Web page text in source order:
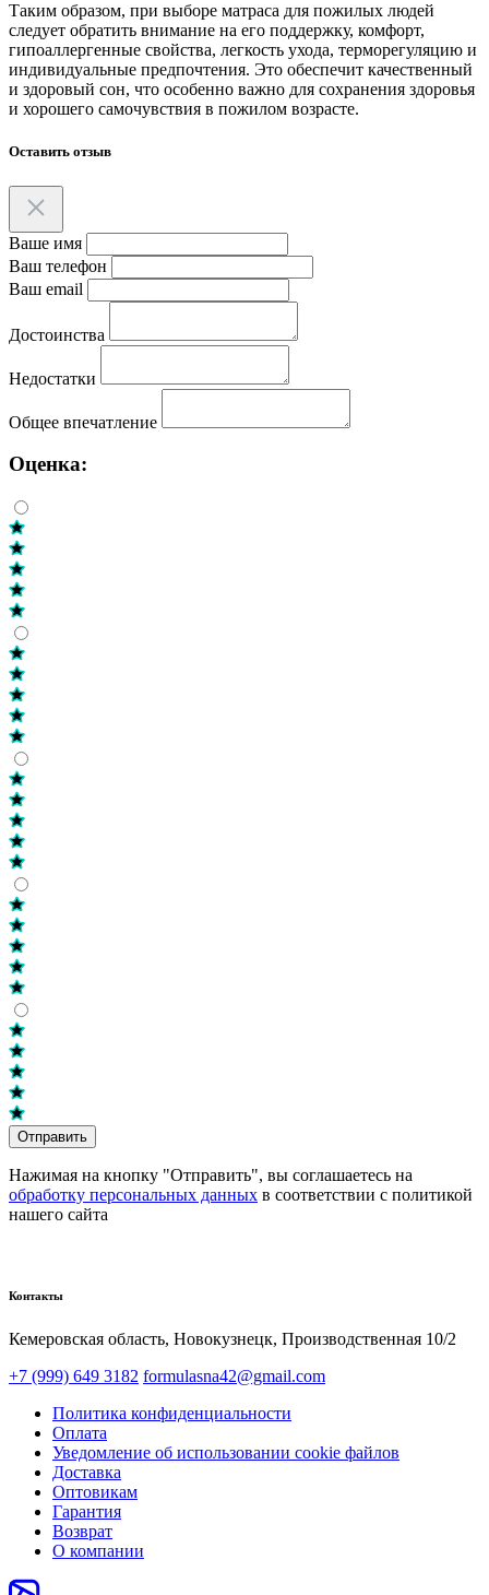
Таким образом, при выборе матраса для пожилых людей
следует обратить внимание на его поддержку, комфорт,
гипоаллергенные свойства, легкость ухода, терморегуляцию и
индивидуальные предпочтения. Это обеспечит качественный
и здоровый сон, что особенно важно для сохранения здоровья
и хорошего самочувствия в пожилом возрасте.
Оставить отзыв
Ваше имя
Ваш телефон
Ваш email
Достоинства
Недостатки
Общее впечатление
Оценка:
Отправить
Нажимая на кнопку "Отправить", вы соглашаетесь на
обработку персональных данных в соответствии с политикой
нашего сайта
Контакты
Кемеровская область, Новокузнецк,​ Производственная 10/2
+7 (999) 649 3182 formulasna42@gmail.com
Политика конфиденциальности
Оплата
Уведомление об использовании cookie файлов
Доставка
Оптовикам
Гарантия
Возврат
О компании